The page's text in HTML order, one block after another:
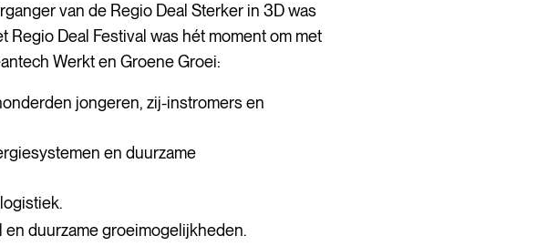
van de Regio Deal Sterker in 3D was
Deal Festival was hét moment om met
Werkt en Groene Groei:
jongeren, zij-instromers en
en duurzame
duurzame groeimogelijkheden.